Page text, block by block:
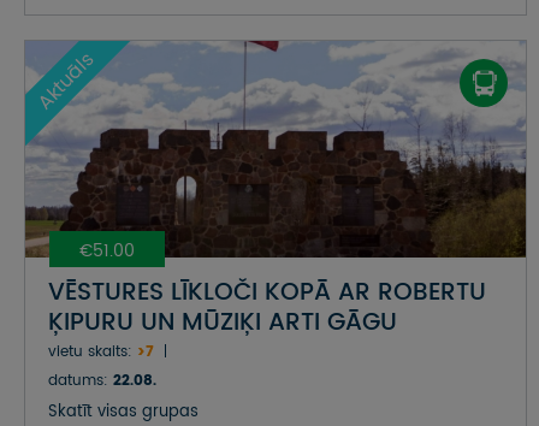
€51.00
Aktuāls
VĒSTURES LĪKLOČI KOPĀ AR ROBERTU
ĶIPURU UN MŪZIĶI ARTI GĀGU
vietu skaits: >7
datums: 22.08.
Skatīt visas grupas